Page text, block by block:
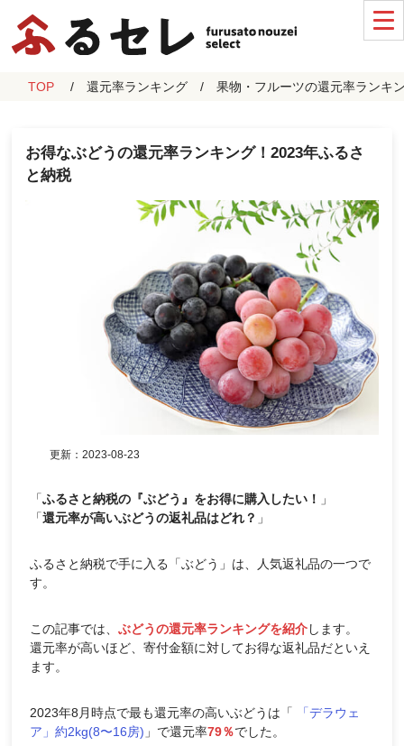
TOP 還元率ランキング 果物・フルーツの還元率ランキ
お得なぶどうの還元率ランキング！2023年ふるさ
と納税
更新：2023-08-23
「ふるさと納税の『ぶどう』をお得に購入したい！
」
「還元率が高いぶどうの返礼品はどれ？ 」
ふるさと納税で手に入る「ぶどう」は、人気返礼品の一つで
す。
この記事では、ぶどうの還元率ランキングを紹介します。
還元率が高いほど、寄付金額に対してお得な返礼品だといえ
ます。
2023年8月時点で最も還元率の高いぶどうは「
「デラウェ
ア」約2kg(8〜16房) 」で還元率79％でした。